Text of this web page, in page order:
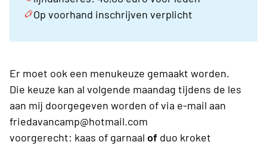
Op voorhand inschrijven verplicht
Er moet ook een menukeuze gemaakt worden.
Die keuze kan al volgende maandag tijdens de les
aan mij doorgegeven worden of via e-mail aan
friedavancamp@hotmail.com
voorgerecht: kaas of garnaal of duo kroket